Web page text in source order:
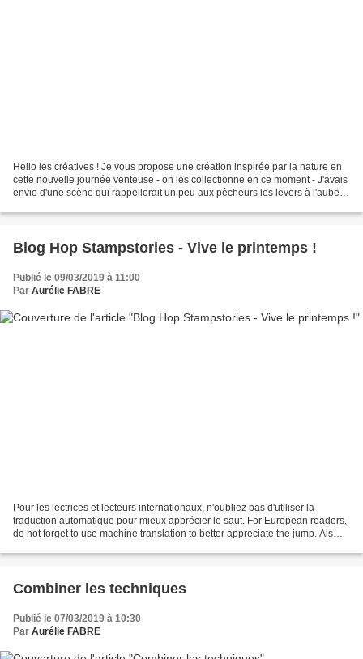
Hello les créatives ! Je vous propose une création inspirée par la nature en
cette nouvelle journée venteuse - on les collectionne en ce moment - J'avais
envie d'une scène qui rappellerait un peu aux pêcheurs les levers à l'aube,
Blog Hop Stampstories - Vive le printemps !
Publié le 09/03/2019 à 11:00
Par Aurélie FABRE
Pour les lectrices et lecteurs internationaux, n'oubliez pas d'utiliser la
traduction automatique pour mieux apprécier le saut. For European readers,
do not forget to use machine translation to better appreciate the jump. Als
Combiner les techniques
Publié le 07/03/2019 à 10:30
Par Aurélie FABRE